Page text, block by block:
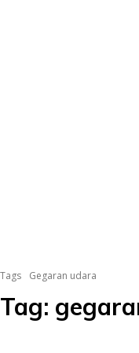
Tags Gegaran udara
Tag: